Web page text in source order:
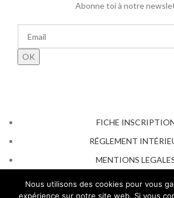
Abonne toi à notre
FICHE
RÉGLEMENT
MENTIONS
Nous utilisons des cookies pour vous
expérience sur notre site web. Si vous